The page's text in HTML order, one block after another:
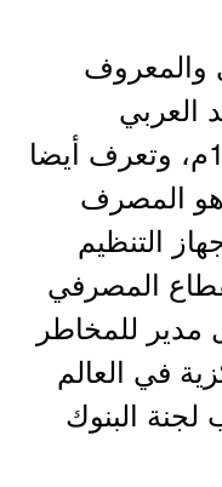
والمعروف
العربي
السعودي) أنشئ في 1952م، وتعرف أيضا
المصرف
التنظيم
المصرفي
للمخاطر
في العالم
بحسب لجنة البنوك